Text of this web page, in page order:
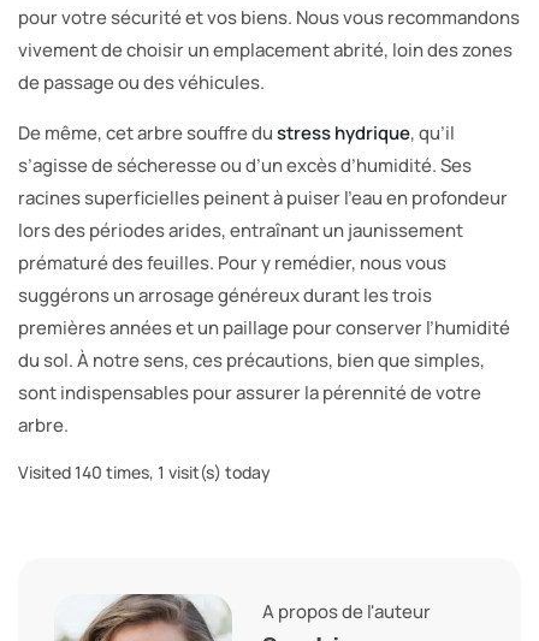
pour votre sécurité et vos biens. Nous vous recommandons
vivement de choisir un emplacement abrité, loin des zones
de passage ou des véhicules.
De même, cet arbre souffre dustress hydrique, qu’il
s’agisse de sécheresse ou d’un excès d’humidité. Ses
racines superficielles peinent à puiser l’eau en profondeur
lors des périodes arides, entraînant un jaunissement
prématuré des feuilles. Pour y remédier, nous vous
suggérons un arrosage généreux durant les trois
premières années et un paillage pour conserver l’humidité
du sol. À notre sens, ces précautions, bien que simples,
sont indispensables pour assurer la pérennité de votre
arbre.
Visited 140 times, 1 visit(s) today
A propos de l'auteur